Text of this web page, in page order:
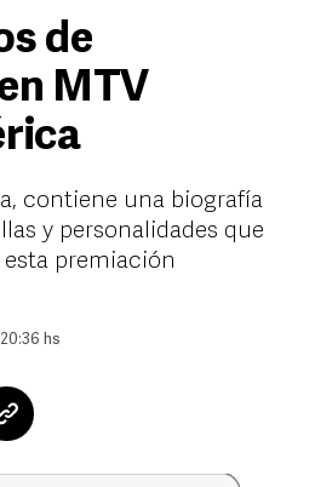
de
MTV
contiene una biografía
y personalidades que
premiación
hs